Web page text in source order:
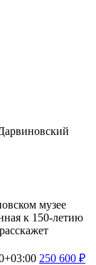
музее
к 150-летию
250 600 ₽